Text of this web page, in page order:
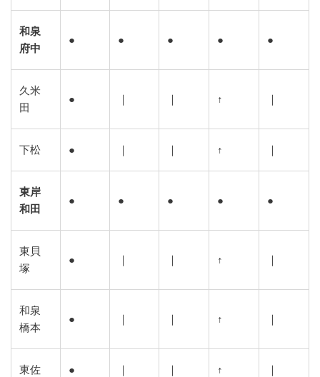
和泉
府中
● ● ● ● ●
久米
田
● ↑
下松 ● ↑
東岸
和田
● ● ● ● ●
東貝
塚
● ↑
和泉
橋本
● ↑
東佐 ● ↑